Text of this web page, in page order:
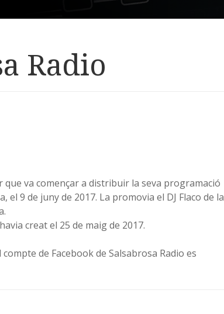
Radio
que va començar a distribuir la seva programació
el 9 de juny de 2017. La promovia el DJ Flaco de la
creat el 25 de maig de 2017.
de Facebook de Salsabrosa Radio es